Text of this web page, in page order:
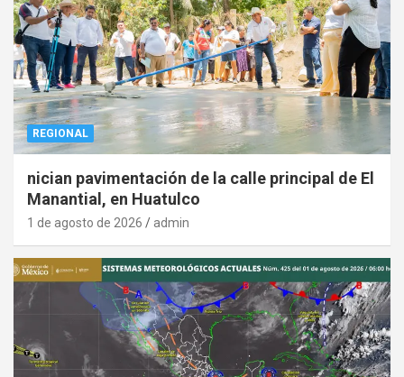
REGIONAL
nician pavimentación de la calle principal de El
Manantial, en Huatulco
1 de agosto de 2026 admin